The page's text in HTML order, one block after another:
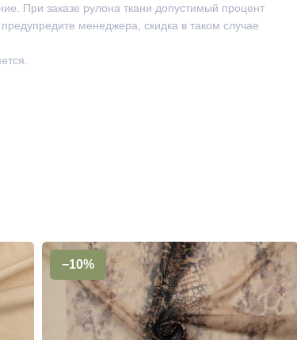
При заказе рулона ткани допустимый процент
менеджера, скидка в таком случае
−10%